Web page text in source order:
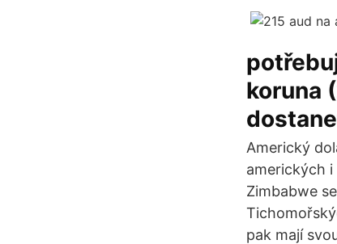
koruna
Americký
amerických
Zimbabwe
pak mají